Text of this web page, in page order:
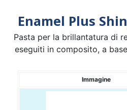
Enamel Plus
Pasta per la brillantatura di
eseguiti in composito, a
Immagine